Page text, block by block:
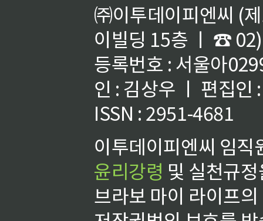
㈜이투데이피엔씨 (
이빌딩 15층 ㅣ ☎
등록번호 : 서울아
인 : 김상우 ㅣ 편집인
ISSN : 2951-4681
이투데이피엔씨 임
윤리강령 및 실천규
브라보 마이 라이프